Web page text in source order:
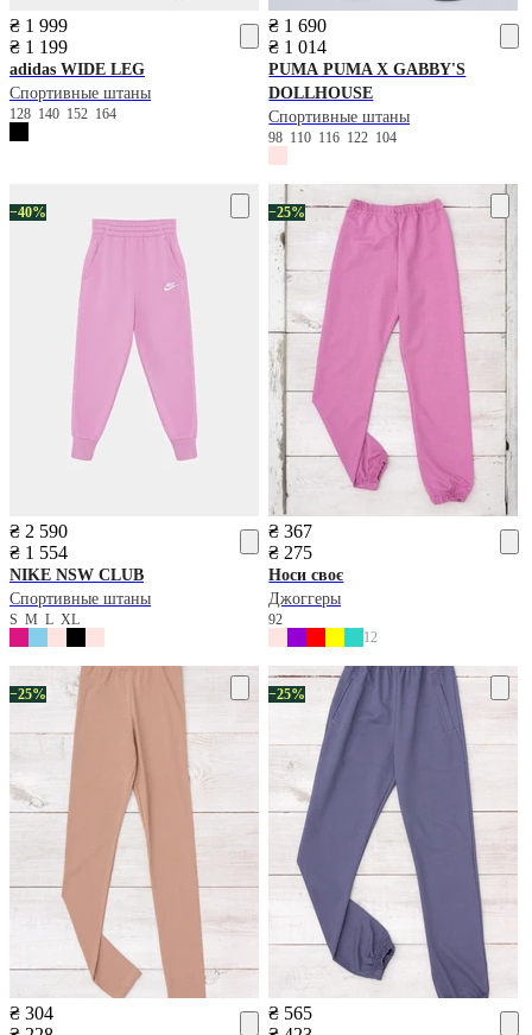
₴ 1 999
₴ 1 199
adidas WIDE LEG
Спортивные штаны
128 140 152 164
₴ 1 690
₴ 1 014
PUMA PUMA X GABBY'S
DOLLHOUSE
Спортивные штаны
98 110 116 122 104
−40%
₴ 2 590
₴ 1 554
NIKE NSW CLUB
Спортивные штаны
S M L XL
−25%
₴ 367
₴ 275
Носи своє
Джоггеры
92
12
−25%
₴ 304
−25%
₴ 565